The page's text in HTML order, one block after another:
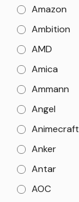
Amazon
Ambition
AMD
Amica
Ammann
Angel
Animecraft
Anker
Antar
AOC